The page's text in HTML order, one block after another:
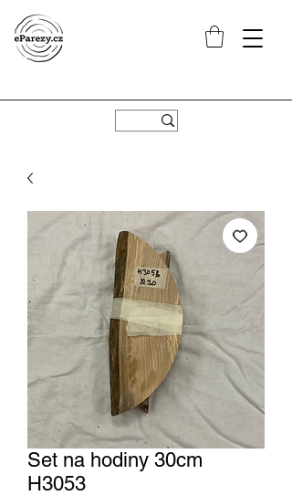
Set na hodiny 30cm
H3053